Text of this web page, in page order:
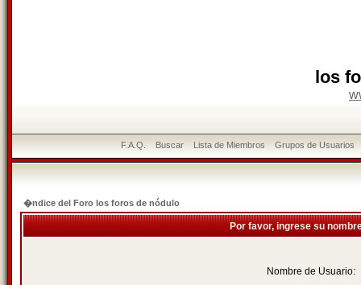
los
F.A.Q. Buscar Lista de Miembros Grupos de Usuarios
�ndice del Foro los foros de nódulo
Por favor, ingrese su
Nombre de Usuario: